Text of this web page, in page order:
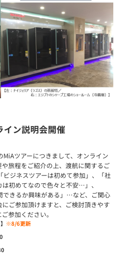
イン説明会開催
ツアーにつきまして、オンライン
旅程をご紹介の上、渡航に関するご
ジネスツアーは初めて参加」、「社
初めてなので色々と不安…」、
できるか興味がある」…など、ご関心
ご参加頂けますと、ご検討頂きやす
参加ください。
※8/6更新